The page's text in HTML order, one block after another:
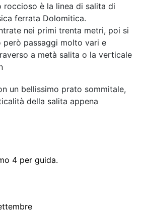
roccioso è la linea di salita di
ferrata Dolomitica.
nei primi trenta metri, poi si
passaggi molto vari e
a metà salita o la verticale
un bellissimo prato sommitale,
della salita appena
4 per guida.